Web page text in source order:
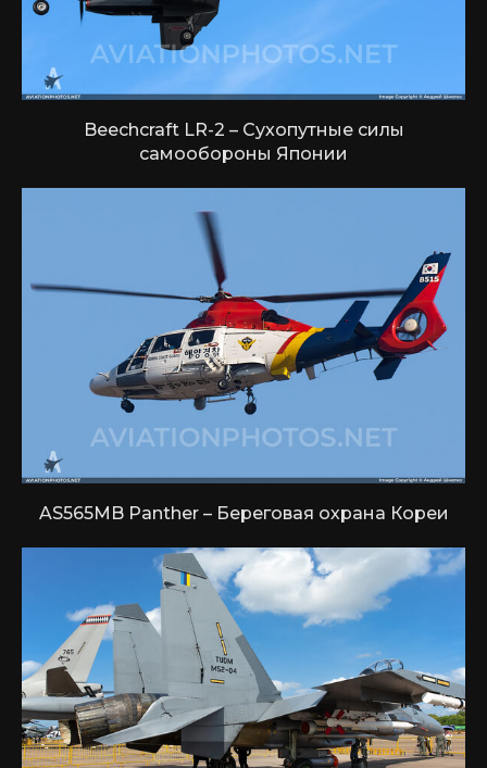
Beechcraft LR-2 – Сухопутные силы
самообороны Японии
AS565MB Panther – Береговая охрана Кореи